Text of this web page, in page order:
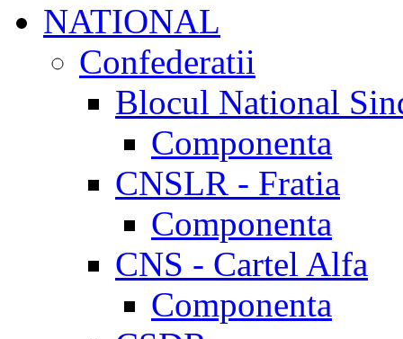
NATIONAL
Confederatii
Blocul National
Componenta
CNSLR - Fratia
Componenta
CNS - Cartel Alfa
Componenta